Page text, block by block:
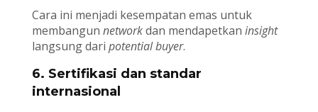
Cara ini menjadi kesempatan emas untuk
membangun networkdan mendapetkan insight
langsung dari potential buyer.
6. Sertifikasi dan standar
internasional